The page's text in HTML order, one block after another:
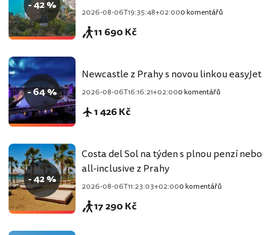
- 42 %
2026-08-06T19:35:48+02:000 komentářů
11 690 Kč
- 64 %
Newcastle z Prahy s novou linkou easyJet
2026-08-06T16:16:21+02:000 komentářů
1 426 Kč
- 42 %
Costa del Sol na týden s plnou penzí nebo
all-inclusive z Prahy
2026-08-06T11:23:03+02:000 komentářů
17 290 Kč